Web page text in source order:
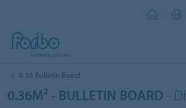
0.36 Bulletin Board
0.36M² - BULLETIN BOARD -